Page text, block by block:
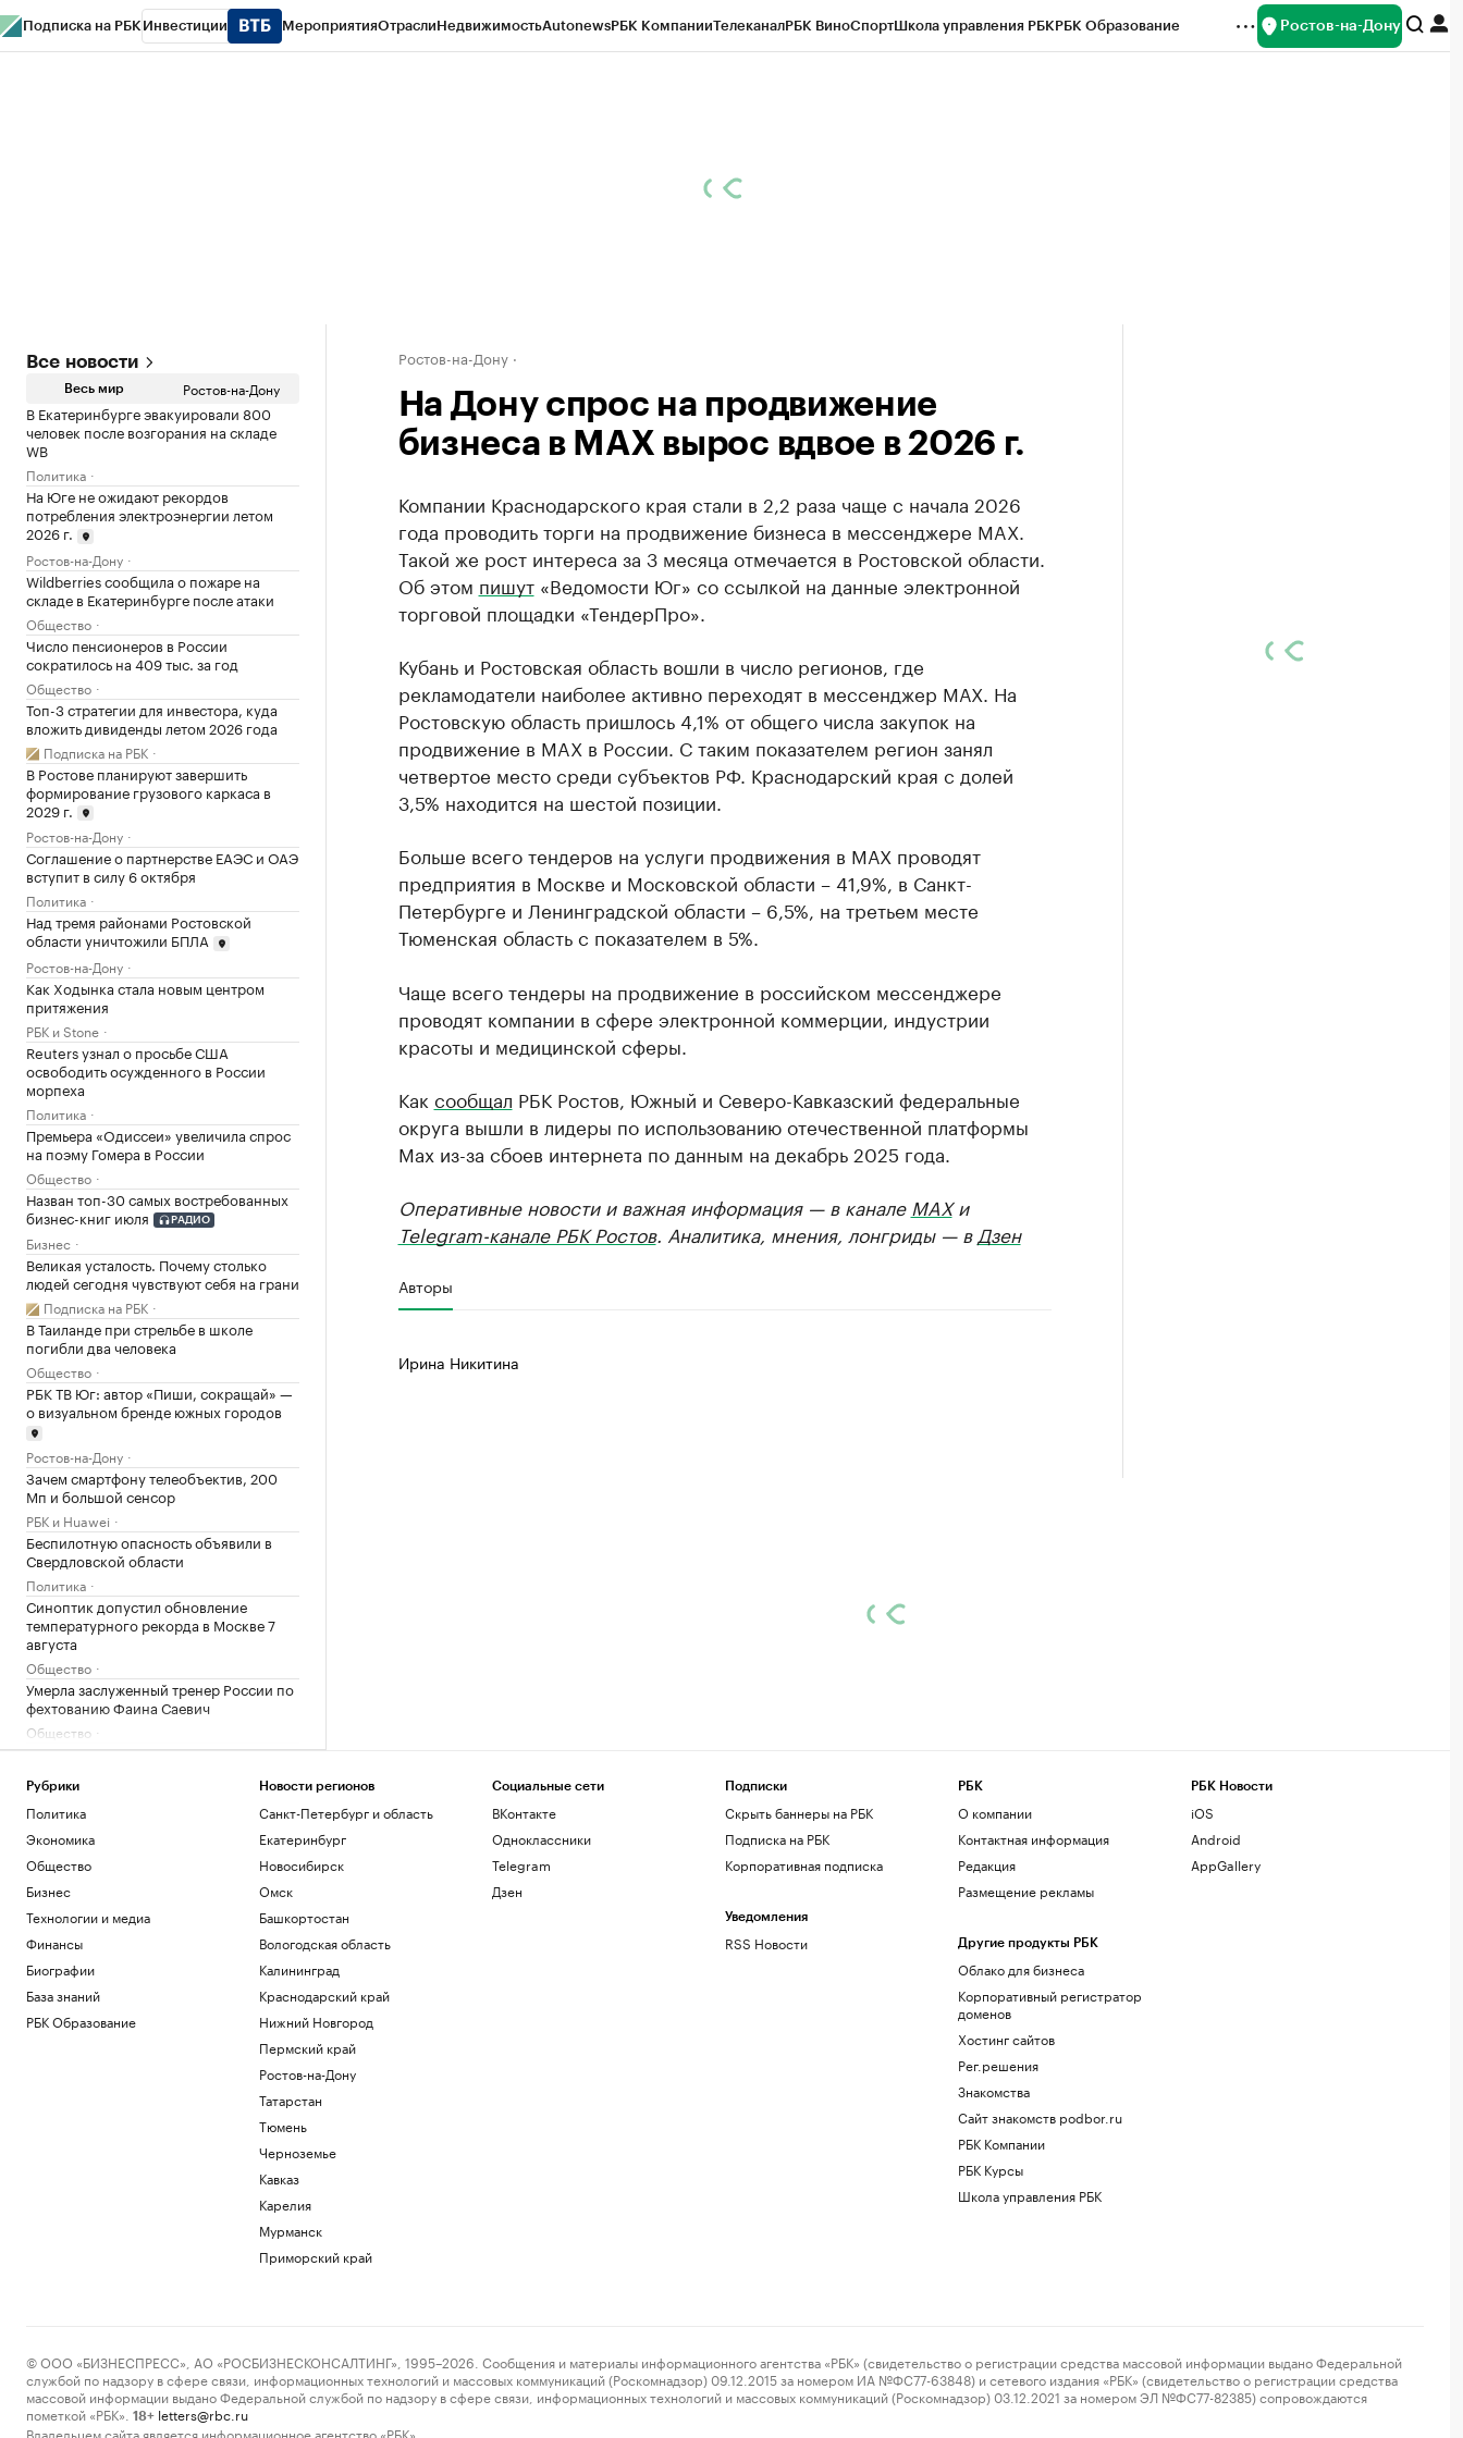
Подписка на РБК Инвестиции МероприятияОтраслиНедвижимостьAutonewsРБК КомпанииТелеканалРБК ВиноСпортШкола управления РБКРБК Образование Ростов-на-Дону
Все новости
Весь мир Ростов-на-Дону
В Екатеринбурге эвакуировали 800
человек после возгорания на складе
WB
Политика
На Юге не ожидают рекордов
потребления электроэнергии летом
2026 г.
Ростов-на-Дону
Wildberries сообщила о пожаре на
складе в Екатеринбурге после атаки
Общество
Число пенсионеров в России
сократилось на 409 тыс. за год
Общество
Топ-3 стратегии для инвестора, куда
вложить дивиденды летом 2026 года
Подписка на РБК
В Ростове планируют завершить
формирование грузового каркаса в
2029 г.
Ростов-на-Дону
Соглашение о партнерстве ЕАЭС и ОАЭ
вступит в силу 6 октября
Политика
Над тремя районами Ростовской
области уничтожили БПЛА
Ростов-на-Дону
Как Ходынка стала новым центром
притяжения
РБК и Stone
Reuters узнал о просьбе США
освободить осужденного в России
морпеха
Политика
Премьера «Одиссеи» увеличила спрос
на поэму Гомера в России
Общество
Назван топ-30 самых востребованных
бизнес-книг июля
РАДИО
Бизнес
Великая усталость. Почему столько
людей сегодня чувствуют себя на грани
Подписка на РБК
В Таиланде при стрельбе в школе
погибли два человека
Общество
РБК ТВ Юг: автор «Пиши, сокращай» —
о визуальном бренде южных городов
Ростов-на-Дону
Зачем смартфону телеобъектив, 200
Мп и большой сенсор
РБК и Huawei
Беспилотную опасность объявили в
Свердловской области
Политика
Синоптик допустил обновление
температурного рекорда в Москве 7
августа
Общество
Умерла заслуженный тренер России по
фехтованию Фаина Саевич
Общество
Минтранс предложил способ
Политика
Ростов-на-Дону
На Дону спрос на продвижение
бизнеса в MAX вырос вдвое в 2026 г.
Компании Краснодарского края стали в 2,2 раза чаще с начала 2026
года проводить торги на продвижение бизнеса в мессенджере MAX.
Такой же рост интереса за 3 месяца отмечается в Ростовской области.
Об этом пишут«Ведомости Юг» со ссылкой на данные электронной
торговой площадки «ТендерПро».
Кубань и Ростовская область вошли в число регионов, где
рекламодатели наиболее активно переходят в мессенджер МАХ. На
Ростовскую область пришлось 4,1% от общего числа закупок на
продвижение в MAX в России. С таким показателем регион занял
четвертое место среди субъектов РФ. Краснодарский края с долей
3,5% находится на шестой позиции.
Больше всего тендеров на услуги продвижения в МАХ проводят
предприятия в Москве и Московской области – 41,9%, в Санкт-
Петербурге и Ленинградской области – 6,5%, на третьем месте
Тюменская область с показателем в 5%.
Чаще всего тендеры на продвижение в российском мессенджере
проводят компании в сфере электронной коммерции, индустрии
красоты и медицинской сферы.
Как сообщал РБК Ростов, Южный и Северо-Кавказский федеральные
округа вышли в лидеры по использованию отечественной платформы
Мах из-за сбоев интернета по данным на декабрь 2025 года.
Оперативные новости и важная информация — в канале MAXи
Telegram-канале РБК Ростов. Аналитика, мнения, лонгриды — в Дзен
Авторы
Ирина Никитина
Рубрики
Политика
Экономика
Общество
Бизнес
Технологии и медиа
Финансы
Биографии
База знаний
РБК Образование
Новости регионов
Санкт-Петербург и область
Екатеринбург
Новосибирск
Омск
Башкортостан
Вологодская область
Калининград
Краснодарский край
Нижний Новгород
Пермский край
Ростов-на-Дону
Татарстан
Тюмень
Черноземье
Кавказ
Карелия
Мурманск
Приморский край
Социальные сети
ВКонтакте
Одноклассники
Telegram
Дзен
Подписки
Скрыть баннеры на РБК
Подписка на РБК
Корпоративная подписка
Уведомления
RSS Новости
РБК
О компании
Контактная информация
Редакция
Размещение рекламы
Другие продукты РБК
Облако для бизнеса
Корпоративный регистратор
доменов
Хостинг сайтов
Рег.решения
Знакомства
Сайт знакомств podbor.ru
РБК Компании
РБК Курсы
Школа управления РБК
РБК Новости
iOS
Android
AppGallery
© ООО «БИЗНЕСПРЕСС», АО «РОСБИЗНЕСКОНСАЛТИНГ», 1995–2026. Сообщения и материалы информационного агентства «РБК» (свидетельство о регистрации средства массовой информации выдано Федеральной
службой по надзору в сфере связи, информационных технологий и массовых коммуникаций (Роскомнадзор) 09.12.2015 за номером ИА №ФС77-63848) и сетевого издания «РБК» (свидетельство о регистрации средства
массовой информации выдано Федеральной службой по надзору в сфере связи, информационных технологий и массовых коммуникаций (Роскомнадзор) 03.12.2021 за номером ЭЛ №ФС77-82385) сопровождаются
пометкой «РБК».
18+ letters@rbc.ru
Владельцем сайта является информационное агентство «РБК».